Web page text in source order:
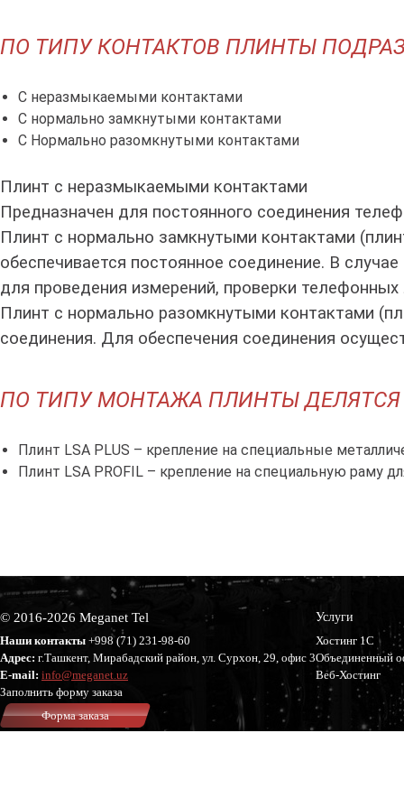
ПО ТИПУ КОНТАКТОВ ПЛИНТЫ
С неразмыкаемыми контактами
С нормально замкнутыми контактами
С Нормально разомкнутыми контактами
Плинт с неразмыкаемыми контактами
Предназначен для постоянного соединения
Плинт с нормально замкнутыми контактами
обеспечивается постоянное соединение. В
для проведения измерений, проверки телефонных
Плинт с нормально разомкнутыми контактами
соединения. Для обеспечения соединения
ПО ТИПУ МОНТАЖА ПЛИНТЫ ДЕЛЯТСЯ
Плинт LSA PLUS – крепление на специальные
Плинт LSA PROFIL – крепление на специальную раму
© 2016-2026 Meganet Tel
Наши контакты +998 (71) 231-98-60
Адрес: г.Ташкент, Мирабадский район, ул. Сурхон, 29, офис 3
E-mail: info@meganet.uz
Заполнить форму заказа
Форма заказа
Услуги
Хостинг 1С
Объединенный
Веб-Хостинг